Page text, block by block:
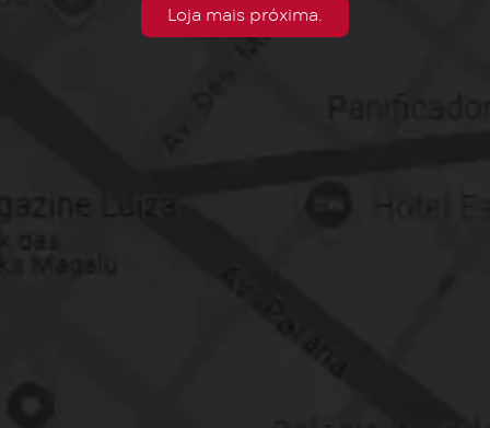
Loja mais próxima.